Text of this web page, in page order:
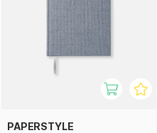
PAPERSTYLE